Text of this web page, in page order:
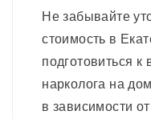
Не забывайте
стоимость в
подготовиться
нарколога на
в зависимости